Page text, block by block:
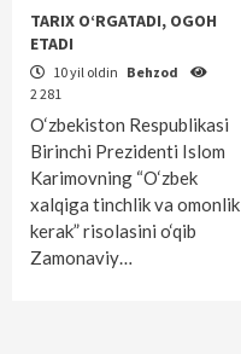
TARIX O‘RGATADI, OGOH
ETADI
10 yil oldin Behzod
2 281
O‘zbekiston Respublikasi
Birinchi Prezidenti Islom
Karimovning “O‘zbek
xalqiga tinchlik va omonlik
kerak” risolasini o‘qib
Zamonaviy…